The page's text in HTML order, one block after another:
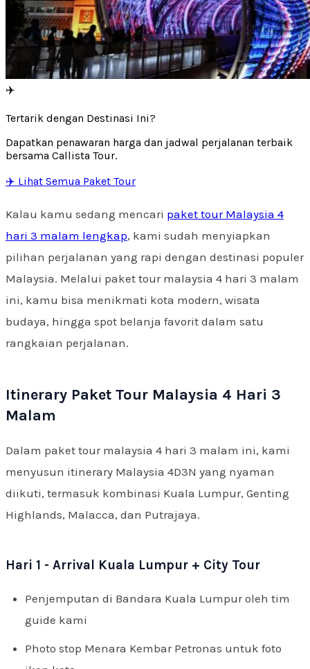
✈️
Tertarik dengan Destinasi Ini?
Dapatkan penawaran harga dan jadwal perjalanan terbaik
bersama Callista Tour.
✈️ Lihat Semua Paket Tour
Kalau kamu sedang mencari paket tour Malaysia 4
hari 3 malam lengkap, kami sudah menyiapkan
pilihan perjalanan yang rapi dengan destinasi populer
Malaysia. Melalui paket tour malaysia 4 hari 3 malam
ini, kamu bisa menikmati kota modern, wisata
budaya, hingga spot belanja favorit dalam satu
rangkaian perjalanan.
Itinerary Paket Tour Malaysia 4 Hari 3
Malam
Dalam paket tour malaysia 4 hari 3 malam ini, kami
menyusun itinerary Malaysia 4D3N yang nyaman
diikuti, termasuk kombinasi Kuala Lumpur, Genting
Highlands, Malacca, dan Putrajaya.
Hari 1 - Arrival Kuala Lumpur + City Tour
Penjemputan di Bandara Kuala Lumpur oleh tim
guide kami
Photo stop Menara Kembar Petronas untuk foto